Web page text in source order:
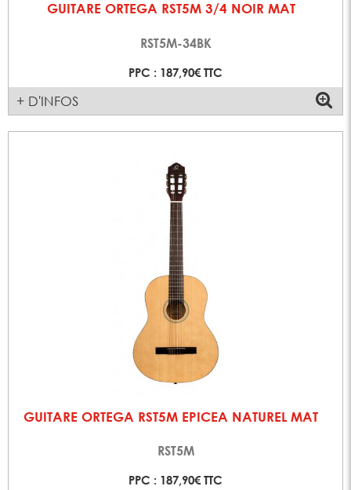
GUITARE ORTEGA RST5M 3/4 NOIR MAT
RST5M-34BK
PPC : 187,90€ TTC
+ D'INFOS
GUITARE ORTEGA RST5M EPICEA NATUREL MAT
RST5M
PPC : 187,90€ TTC